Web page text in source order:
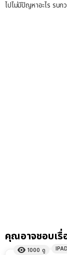
ไปไม่มีปัญหาอะไร รบ
คุณอาจชอบเรื่
1000 ดู